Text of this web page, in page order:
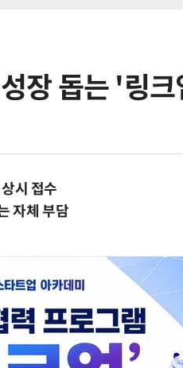
장 돕는 '링
시 접수
자체 부담